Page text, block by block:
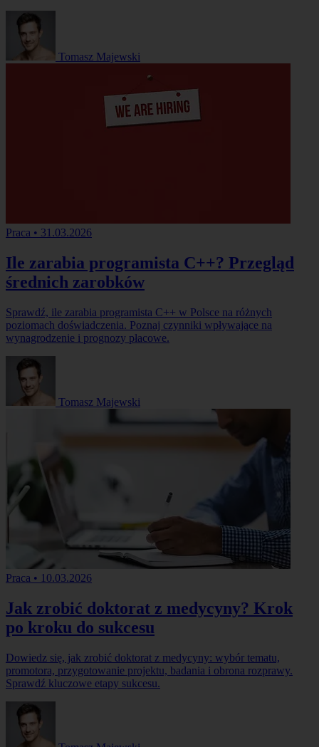
Tomasz Majewski
Praca • 31.03.2026
Ile zarabia programista C++? Przegląd
średnich zarobków
Sprawdź, ile zarabia programista C++ w Polsce na różnych
poziomach doświadczenia. Poznaj czynniki wpływające na
wynagrodzenie i prognozy płacowe.
Tomasz Majewski
Praca • 10.03.2026
Jak zrobić doktorat z medycyny? Krok
po kroku do sukcesu
Dowiedz się, jak zrobić doktorat z medycyny: wybór tematu,
promotora, przygotowanie projektu, badania i obrona rozprawy.
Sprawdź kluczowe etapy sukcesu.